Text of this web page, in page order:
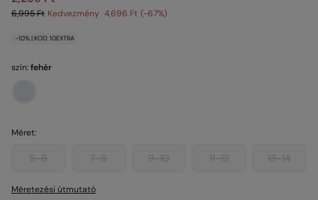
6,995 Ft Kedvezmény 4,696 Ft 67
-10% | KOD: 10EXTRA
szín:fehér
Méret:
5-6 7-8 9-10 11-12 13-14
Méretezési útmutató